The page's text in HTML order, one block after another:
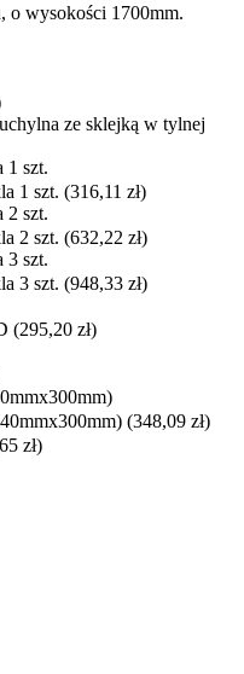
o wysokości 1700mm.
ze sklejką w tylnej
1 szt. (316,11 zł)
2 szt. (632,22 zł)
3 szt. (948,33 zł)
(295,20 zł)
(348,09 zł)
zł)